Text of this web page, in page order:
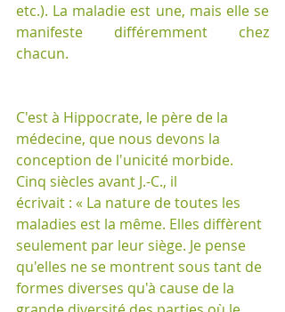
etc.). La maladie est une, mais elle se
manifeste différemment chez
chacun.
C'est à Hippocrate, le père de la
médecine, que nous devons la
conception de l'unicité morbide.
Cinq siècles avant J.-C., il
écrivait : « La nature de toutes les
maladies est la même. Elles diffèrent
seulement par leur siège. Je pense
qu'elles ne se montrent sous tant de
formes diverses qu'à cause de la